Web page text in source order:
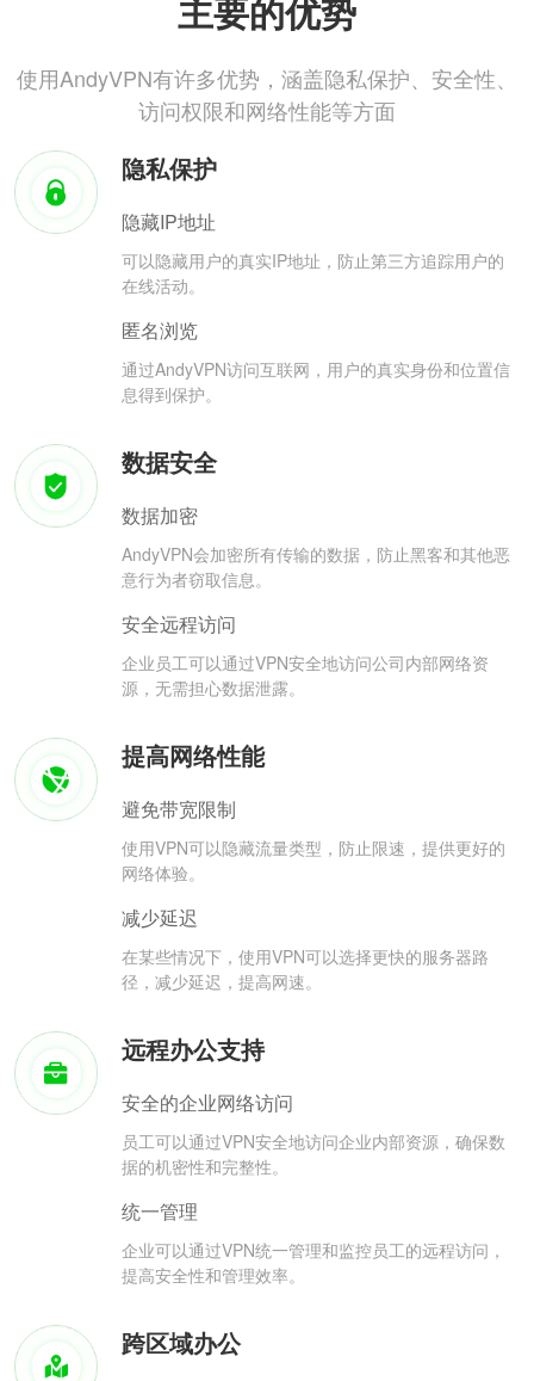
主要的优势
使用AndyVPN有许多优势，涵盖隐私保护、安全性、
访问权限和网络性能等方面
隐私保护
隐藏IP地址
可以隐藏用户的真实IP地址，防止第三方追踪用户的
在线活动。
匿名浏览
通过AndyVPN访问互联网，用户的真实身份和位置信
息得到保护。
数据安全
数据加密
AndyVPN会加密所有传输的数据，防止黑客和其他恶
意行为者窃取信息。
安全远程访问
企业员工可以通过VPN安全地访问公司内部网络资
源，无需担心数据泄露。
提高网络性能
避免带宽限制
使用VPN可以隐藏流量类型，防止限速，提供更好的
网络体验。
减少延迟
在某些情况下，使用VPN可以选择更快的服务器路
径，减少延迟，提高网速。
远程办公支持
安全的企业网络访问
员工可以通过VPN安全地访问企业内部资源，确保数
据的机密性和完整性。
统一管理
企业可以通过VPN统一管理和监控员工的远程访问，
提高安全性和管理效率。
跨区域办公